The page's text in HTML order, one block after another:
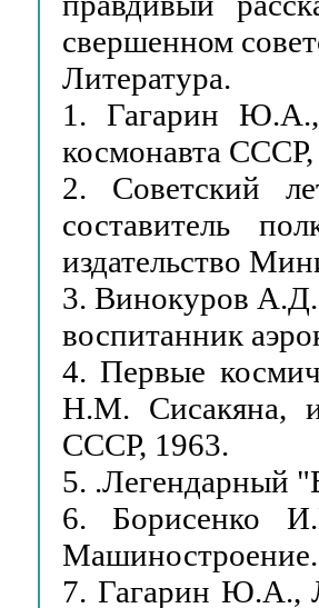
свершенном
Литература.
1. Гагарин Ю.А.,
космонавта
2. Советский
составитель
издательство
3. Винокуров
воспитанник
4. Первые
Н.М. Сисакяна,
СССР, 1963.
5. .Легендарный
6. Борисенко
7. Гагарин Ю.А.,